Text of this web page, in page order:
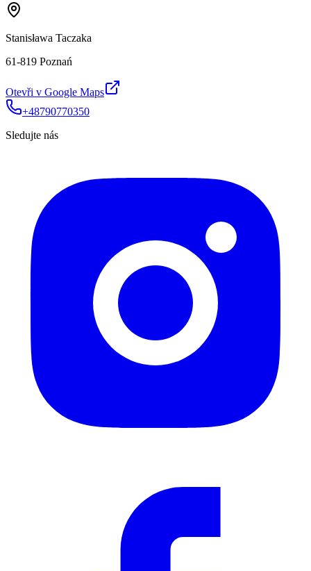
Stanisława Taczaka
61-819 Poznań
Otevři v Google Maps
+48790770350
Sledujte nás